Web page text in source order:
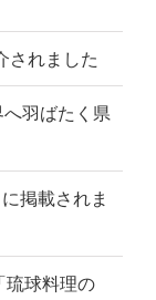
されました
羽ばたく県
掲載されま
琉球料理の